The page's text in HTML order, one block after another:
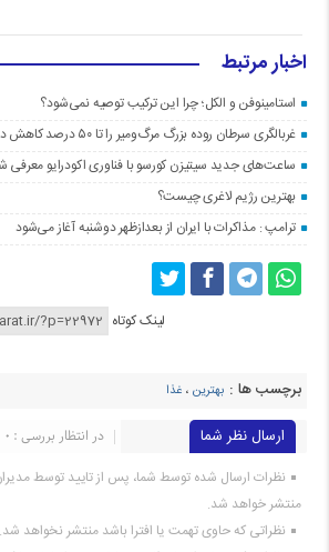
اخبار مرتبط
استامینوفن و الکل؛ چرا این ترکیب توصیه نمی‌شود؟
غربالگری سرطان روده بزرگ مرگ‌ومیر را تا ۵۰ درصد کاهش داد
ساعت‌های جدید سیتیزن کورسو با فناوری اکودرایو معرفی
بهترین رژیم لاغری چیست؟
ترامپ : مذاکرات با ایران از بعدازظهر دوشنبه آغاز می‌شود
لینک کوتاه
برچسب ها : بهترین ، غذا
ارسال نظر شما
در انتظار بررسی : 0
نظرات ارسال شده توسط شما، پس از تایید توسط
منتشر خواهد شد.
نظراتی که حاوی تهمت یا افترا باشد منتشر نخواهد شد.